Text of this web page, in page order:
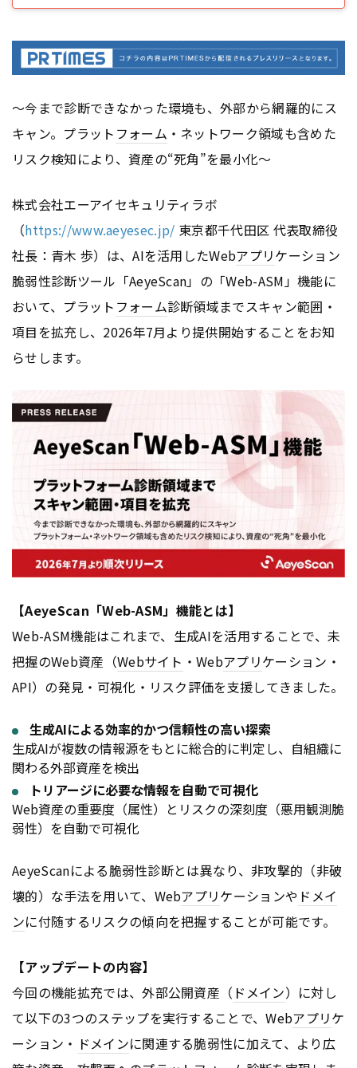
～今まで診断できなかった環境も、外部から網羅的にス
キャン。プラット フォーム ・ネットワーク領域も含めた
リスク検知により、資産の“死角”を最小化～
株式会社エーアイセキュリティラボ
（https://www.aeyesec.jp/ 東京都千代田区 代表取締役
社長：青木 歩）は、AIを活用したWebアプリケーション
脆弱性診断ツール「AeyeScan」の「Web-ASM」機能に
おいて、プラット フォーム診断領域までスキャン範囲・
項目を拡充し、2026年7月より提供開始することをお知
らせします。
【AeyeScan「Web-ASM」機能とは】
Web-ASM機能はこれまで、生成AIを活用することで、未
把握のWeb資産（Webサイト ・Webアプリケーション・
API）の発見・可視化・リスク評価を支援してきました。
生成AIによる効率的かつ信頼性の高い探索
生成AIが複数の情報源をもとに総合的に判定し、自組織に
関わる外部資産を検出
トリアージに必要な情報を自動で可視化
Web資産の重要度（属性）とリスクの深刻度（悪用観測脆
弱性）を自動で可視化
AeyeScanによる脆弱性診断とは異なり、非攻撃的（非破
壊的）な手法を用いて、Webアプリケーションや ドメイ
ンに付随するリスクの傾向を把握することが可能です。
【アップデートの内容】
今回の機能拡充では、外部公開資産（ ドメイン）に対し
て以下の3つのステップを実行することで、Webアプリケ
ーション・ ドメインに関連する脆弱性に加えて、より広